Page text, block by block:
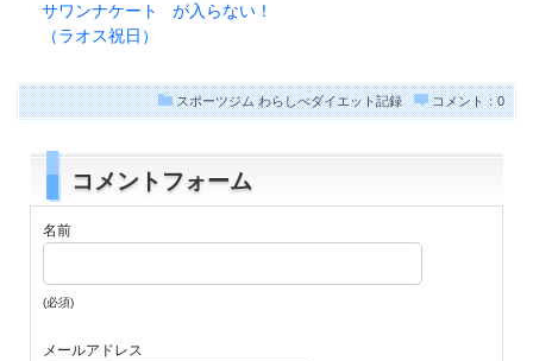
サワンナケート
（ラオス祝日）
が入らない！
スポーツジム わらしべダイエット記録 コメント：0
コメントフォーム
名前
(必須)
メールアドレス